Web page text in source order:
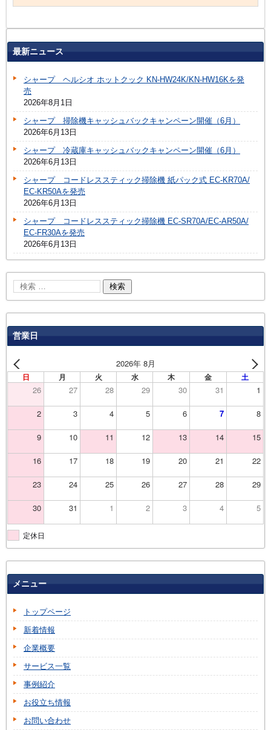
最新ニュース
シャープ ヘルシオ ホットクック KN-HW24K/KN-HW16Kを発
売
2026年8月1日
シャープ 掃除機キャッシュバックキャンペーン開催（6月）
2026年6月13日
シャープ 冷蔵庫キャッシュバックキャンペーン開催（6月）
2026年6月13日
シャープ コードレススティック掃除機 紙パック式 EC-KR70A/
EC-KR50Aを発売
2026年6月13日
シャープ コードレススティック掃除機 EC-SR70A/EC-AR50A/
EC-FR30Aを発売
2026年6月13日
営業日
2026年 8月
日 月 火 水 木 金 土
26 27 28 29 30 31 1
2 3 4 5 6 7 8
9 10 11 12 13 14 15
16 17 18 19 20 21 22
23 24 25 26 27 28 29
30 31 1 2 3 4 5
定休日
メニュー
トップページ
新着情報
企業概要
サービス一覧
事例紹介
お役立ち情報
お問い合わせ